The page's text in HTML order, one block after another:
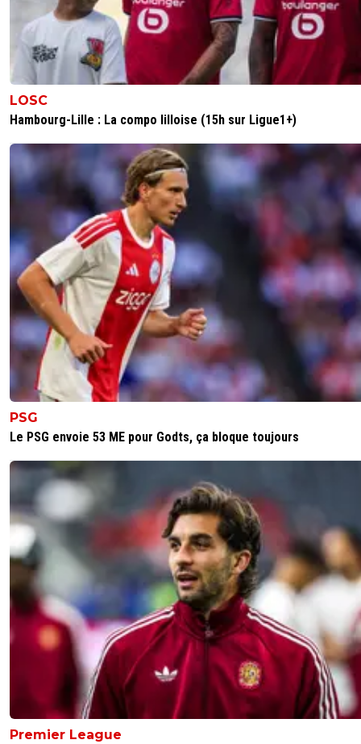
LOSC
Hambourg-Lille : La compo lilloise (15h sur Ligue1+)
PSG
Le PSG envoie 53 ME pour Godts, ça bloque toujours
Premier League